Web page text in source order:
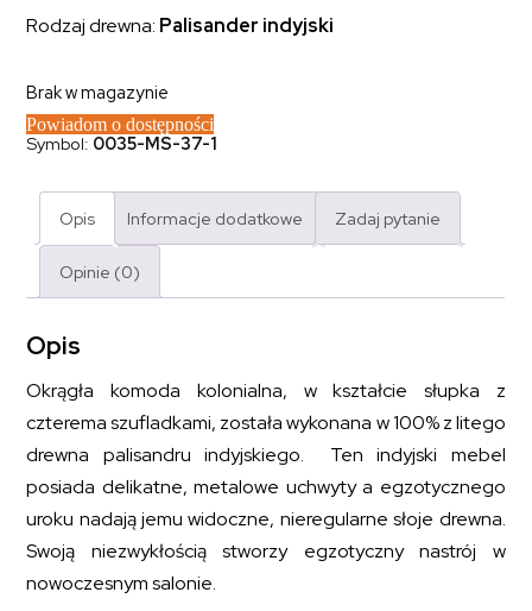
Rodzaj drewna: Palisander indyjski
Brak w magazynie
Powiadom o dostępności
Symbol: 0035-MS-37-1
Opis Informacje dodatkowe Zadaj pytanie
Opinie (0)
Opis
Okrągła komoda kolonialna, w kształcie słupka z
czterema szufladkami, została wykonana w 100% z litego
drewna palisandru indyjskiego. Ten indyjski mebel
posiada delikatne, metalowe uchwyty a egzotycznego
uroku nadają jemu widoczne, nieregularne słoje drewna.
Swoją niezwykłością stworzy egzotyczny nastrój w
nowoczesnym salonie.